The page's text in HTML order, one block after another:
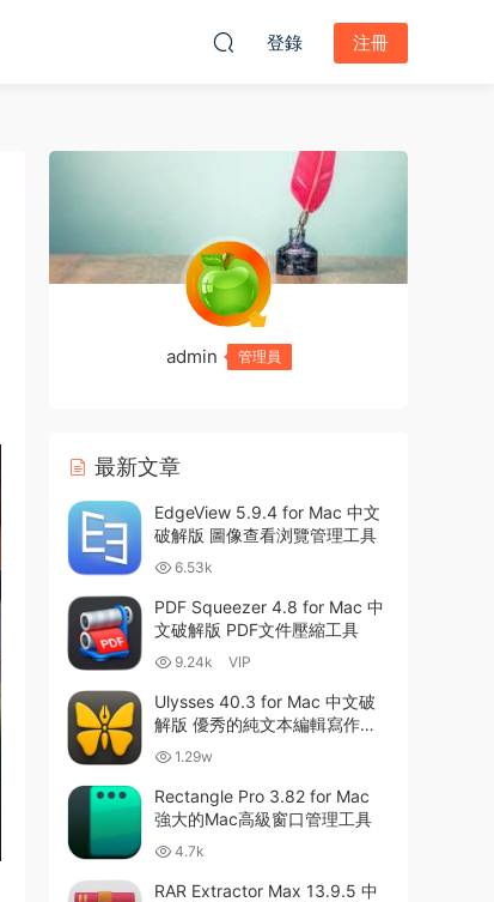
登錄 注冊
admin 管理員
最新文章
EdgeView 5.9.4 for Mac 中文
破解版 圖像查看浏覽管理工具
6.53k
PDF Squeezer 4.8 for Mac 中
文破解版 PDF文件壓縮工具
9.24k VIP
Ulysses 40.3 for Mac 中文破
解版 優秀的純文本編輯寫作軟
件 1.29w
Rectangle Pro 3.82 for Mac
強大的Mac高級窗口管理工具
4.7k
RAR Extractor Max 13.9.5 中